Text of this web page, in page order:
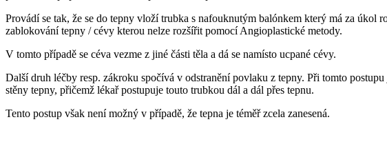
Provádí se tak, že se do tepny vloží trubka s nafouknutým balónkem který má za úkol
zablokování tepny / cévy kterou nelze rozšířit pomocí Angioplastické metody.
V tomto případě se céva vezme z jiné části těla a dá se namísto ucpané cévy.
Další druh léčby resp. zákroku spočívá v odstranění povlaku z tepny. Při tomto
stěny tepny, přičemž lékař postupuje touto trubkou dál a dál přes tepnu.
Tento postup však není možný v případě, že tepna je téměř zcela zanesená.